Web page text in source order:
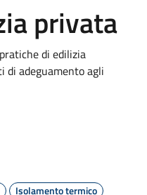
privata
di edilizia
di adeguamento agli
Isolamento termico